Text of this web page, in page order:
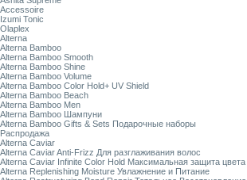
Accessoire
Izumi Tonic
Olaplex
Alterna
Alterna Bamboo
Alterna Bamboo Smooth
Alterna Bamboo Shine
Alterna Bamboo Volume
Alterna Bamboo Color Hold+ UV Shield
Alterna Bamboo Beach
Alterna Bamboo Men
Alterna Bamboo Шампуни
Alterna Bamboo Gifts & Sets Подарочные наборы
Распродажа
Alterna Caviar
Alterna Caviar Anti-Frizz Для разглаживания волос
Alterna Caviar Infinite Color Hold Максимальная защита цвета
Alterna Replenishing Moisture Увлажнение и Питание